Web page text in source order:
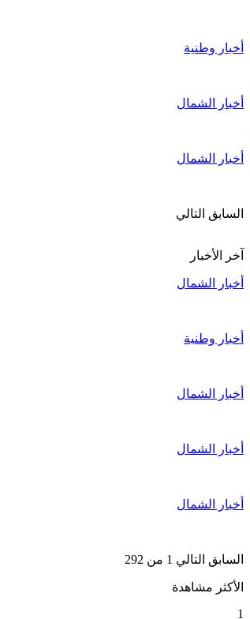
أخبار وطنية
أخبار الشمال
أخبار الشمال
السابق التالي
آخر الأخبار
أخبار الشمال
أخبار وطنية
أخبار الشمال
أخبار الشمال
أخبار الشمال
السابق التالي 1 من 292
الأكثر مشاهدة
1